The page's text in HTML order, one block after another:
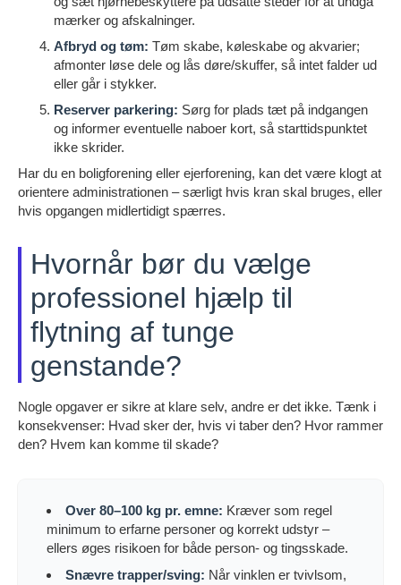
mærker og afskalninger.
Afbryd og tøm: Tøm skabe, køleskabe og akvarier;
afmonter løse dele og lås døre/skuffer, så intet falder ud
eller går i stykker.
Reserver parkering: Sørg for plads tæt på indgangen
og informer eventuelle naboer kort, så starttidspunktet
ikke skrider.
Har du en boligforening eller ejerforening, kan det være klogt at
orientere administrationen – særligt hvis kran skal bruges, eller
hvis opgangen midlertidigt spærres.
Hvornår bør du vælge
professionel hjælp til
flytning af tunge
genstande?
Nogle opgaver er sikre at klare selv, andre er det ikke. Tænk i
konsekvenser: Hvad sker der, hvis vi taber den? Hvor rammer
den? Hvem kan komme til skade?
Over 80–100 kg pr. emne: Kræver som regel
minimum to erfarne personer og korrekt udstyr –
ellers øges risikoen for både person- og tingsskade.
Snævre trapper/sving: Når vinklen er tvivlsom,